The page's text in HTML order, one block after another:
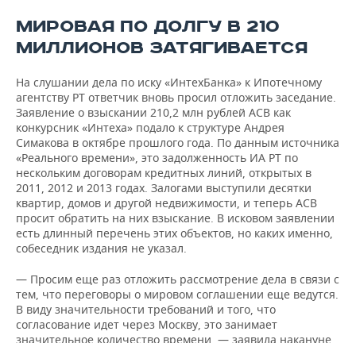
ВОЛЕЙБОЛ
КИБЕРСПОРТ
ФИГУРНОЕ КАТАНИЕ
ВОДНЫЕ ВИДЫ СПОРТА
ХОККЕЙ С МЯЧОМ
ИСТОРИЯ
КУЛЬТУРА
МЕДИЦИНА
ОБРАЗОВАНИЕ
ПРОИСШЕСТВИЯ
СПИСОК ПЕРСОН
СПИСОК КОМПАНИЙ
ПОЛНАЯ ВЕРСИЯ
МИРОВАЯ ПО ДОЛГУ В 210
МИЛЛИОНОВ ЗАТЯГИВАЕТСЯ
На слушании дела по иску «ИнтехБанка» к Ипотечному
агентству РТ ответчик вновь просил отложить заседание.
Заявление о взыскании 210,2 млн рублей АСВ как
конкурсник «Интеха» подало к структуре Андрея
Симакова в октябре прошлого года. По данным источника
«Реального времени», это задолженность ИА РТ по
нескольким договорам кредитных линий, открытых в
2011, 2012 и 2013 годах. Залогами выступили десятки
квартир, домов и другой недвижимости, и теперь АСВ
просит обратить на них взыскание. В исковом заявлении
есть длинный перечень этих объектов, но каких именно,
собеседник издания не указал.
— Просим еще раз отложить рассмотрение дела в связи с
тем, что переговоры о мировом соглашении еще ведутся.
В виду значительности требований и того, что
согласование идет через Москву, это занимает
значительное количество времени, — заявила накануне